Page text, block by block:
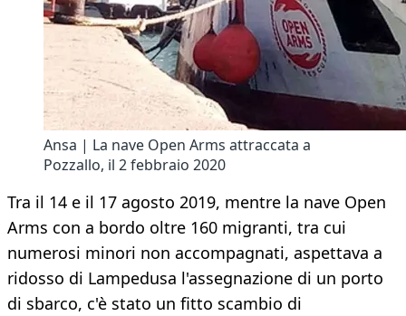
Ansa | La nave Open Arms attraccata a
Pozzallo, il 2 febbraio 2020
Tra il 14 e il 17 agosto 2019, mentre la nave Open
Arms con a bordo oltre 160 migranti, tra cui
numerosi minori non accompagnati, aspettava a
ridosso di Lampedusa l'assegnazione di un porto
di sbarco, c'è stato un fitto scambio di